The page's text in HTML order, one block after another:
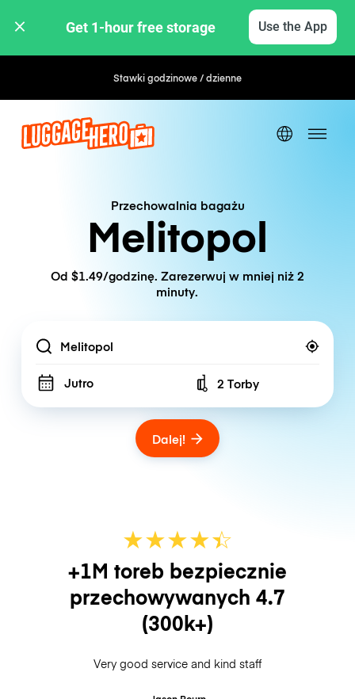
Get 1-hour free storage Use the App
Stawki godzinowe / dzienne
Przechowalnia bagażu
Melitopol
Od $1.49/godzinę. Zarezerwuj w mniej niż 2
minuty.
Location
Jutro Number of bags
2 Torby
Dalej!
★★★★☆
★
+1M toreb bezpiecznie
przechowywanych 4.7
(300k+)
Very good service and kind staff